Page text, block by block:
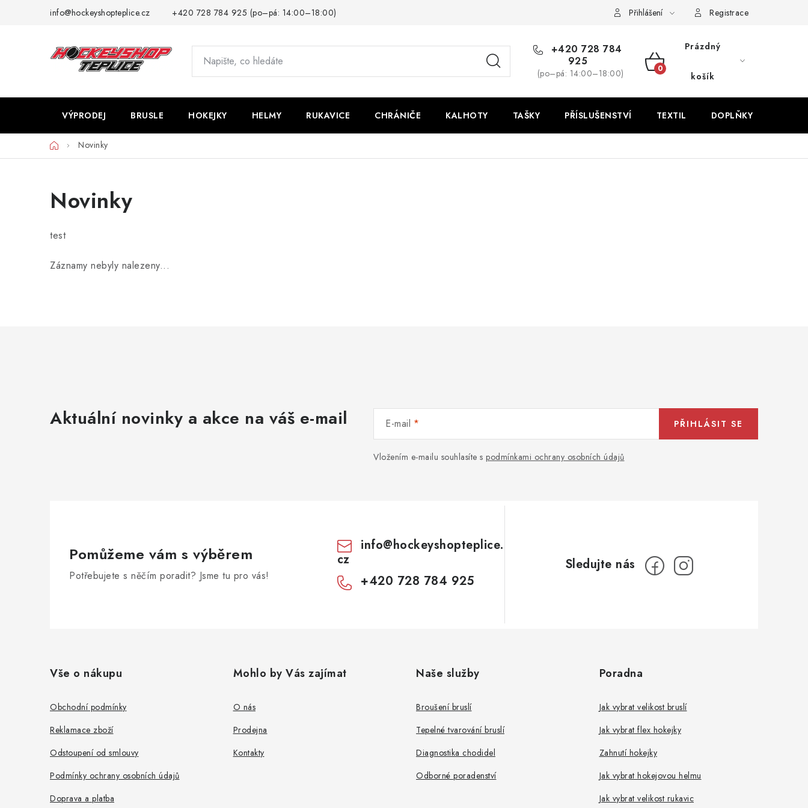
info@hockeyshopteplice.cz +420 728 784 925 (po–pá: 14:00–18:00) Přihlášení Registrace
+420 728 784
925
(po–pá: 14:00–18:00)
NÁKUPNÍ
Prázdný
košík
VÝPRODEJ BRUSLE HOKEJKY HELMY RUKAVICE CHRÁNIČE KALHOTY TAŠKY PŘÍSLUŠENSTVÍ TEXTIL DOPLŇKY
DomůNovinky
Novinky
test
Záznamy nebyly nalezeny...
Aktuální novinky a akce na váš e-mail E-mail
Vložením e-mailu souhlasíte s podmínkami ochrany osobních údajů
PŘIHLÁSIT SE
Pomůžeme vám s výběrem
Potřebujete s něčím poradit? Jsme tu pro vás!
info@hockeyshopteplice.
cz
+420 728 784 925
Vše o nákupu
Obchodní podmínky
Reklamace zboží
Odstoupení od smlouvy
Podmínky ochrany osobních údajů
Doprava a platba
Mohlo by Vás zajímat
O nás
Prodejna
Kontakty
Naše služby
Broušení bruslí
Tepelné tvarování bruslí
Diagnostika chodidel
Odborné poradenství
Poradna
Jak vybrat velikost bruslí
Jak vybrat flex hokejky
Zahnutí hokejky
Jak vybrat hokejovou helmu
Jak vybrat velikost rukavic